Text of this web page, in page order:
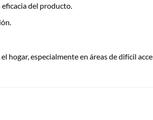
del producto.
hogar, especialmente en áreas de difícil